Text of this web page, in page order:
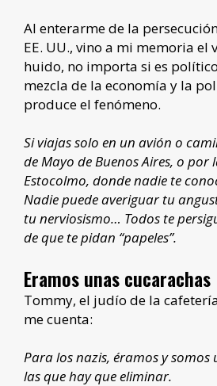
Al enterarme de la
EE. UU., vino a mi memoria el
huido, no importa si es
mezcla de la economía y la
produce el fenómeno.
Si viajas solo en un avión o
de Mayo de Buenos Aires, o por
Estocolmo, donde nadie te
Nadie puede averiguar tu
tu nerviosismo… Todos te
de que te pidan “papeles”.
Eramos unas cucarachas
Tommy, el judío de la
me cuenta:
Para los nazis, éramos y
las que hay que eliminar.